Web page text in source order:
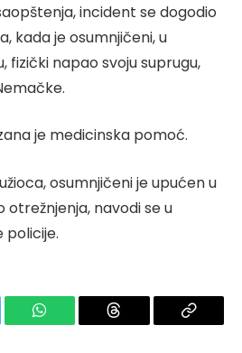
incident se dogodio
kada je osumnjičeni, u
fizički napao svoju suprugu,
je medicinska pomoć.
osumnjičeni je upućen u
otrežnjenja, navodi se u
policije.
WhatsApp Threads
Copy